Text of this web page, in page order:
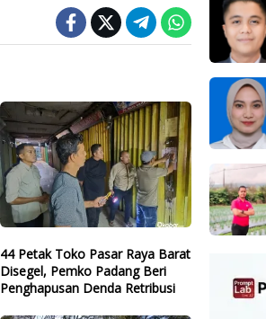
44 Petak Toko Pasar Raya Barat
Disegel, Pemko Padang Beri
Penghapusan Denda Retribusi